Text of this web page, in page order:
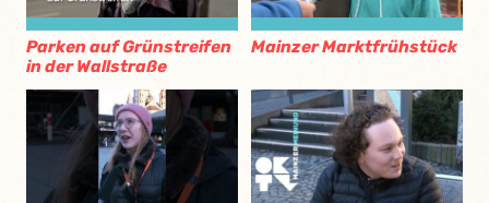
Parken auf Grünstreifen
in der Wallstraße
Mainzer Marktfrühstück